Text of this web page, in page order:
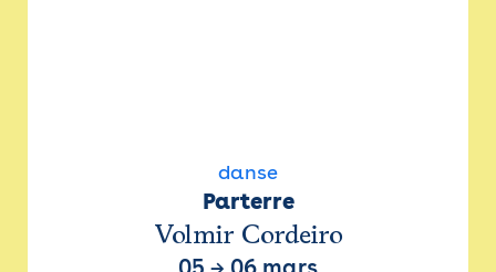
danse
Parterre
Volmir Cordeiro